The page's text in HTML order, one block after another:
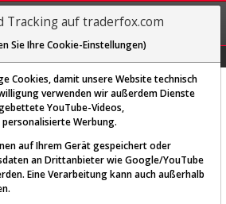
REGIS-
TRIEREN
ist nur für
Tracking auf traderfox.com
Sie Ihre Cookie-Einstellungen)
Cookies, damit unsere Website technisch
verwenden wir außerdem Dienste
YouTube-Videos,
Werbung.
auf Ihrem Gerät gespeichert oder
an Drittanbieter wie Google/YouTube
Eine Verarbeitung kann auch außerhalb